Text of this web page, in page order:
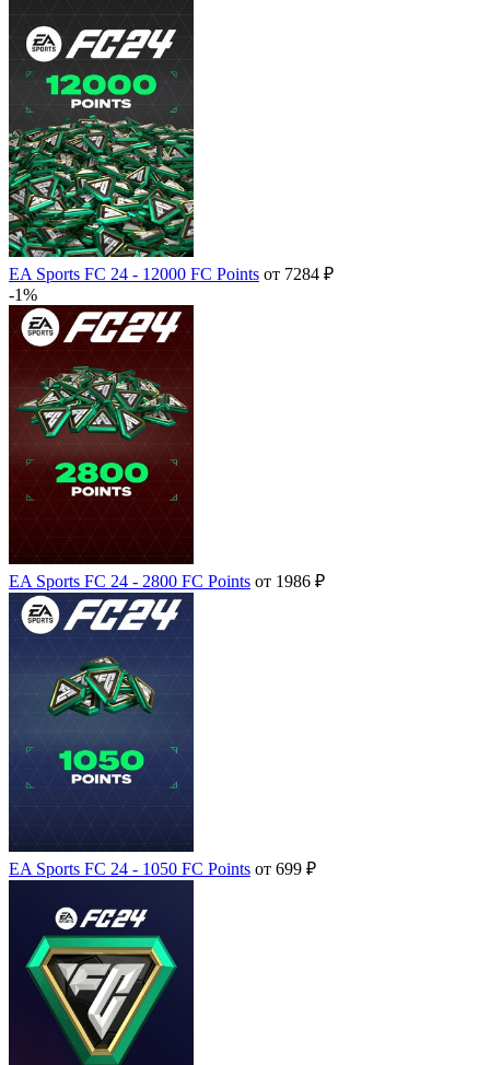
EA Sports FC 24 - 12000 FC Points от 7284 ₽
-1%
EA Sports FC 24 - 2800 FC Points от 1986 ₽
EA Sports FC 24 - 1050 FC Points от 699 ₽